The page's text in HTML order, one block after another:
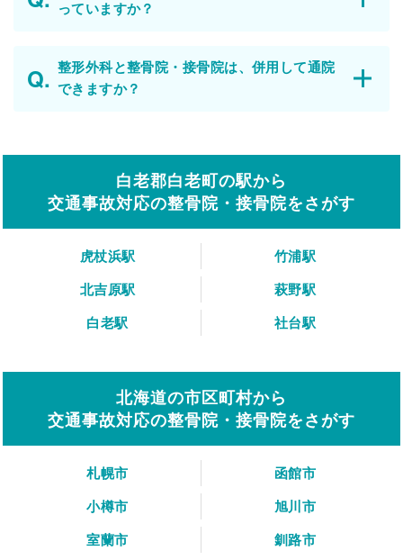
っていますか？
整形外科と整骨院・接骨院は、併用して通院
できますか？
白老郡白老町の駅から
交通事故対応の整骨院・接骨院をさがす
虎杖浜駅
竹浦駅
北吉原駅
萩野駅
白老駅
社台駅
北海道の市区町村から
交通事故対応の整骨院・接骨院をさがす
札幌市
函館市
小樽市
旭川市
室蘭市
釧路市